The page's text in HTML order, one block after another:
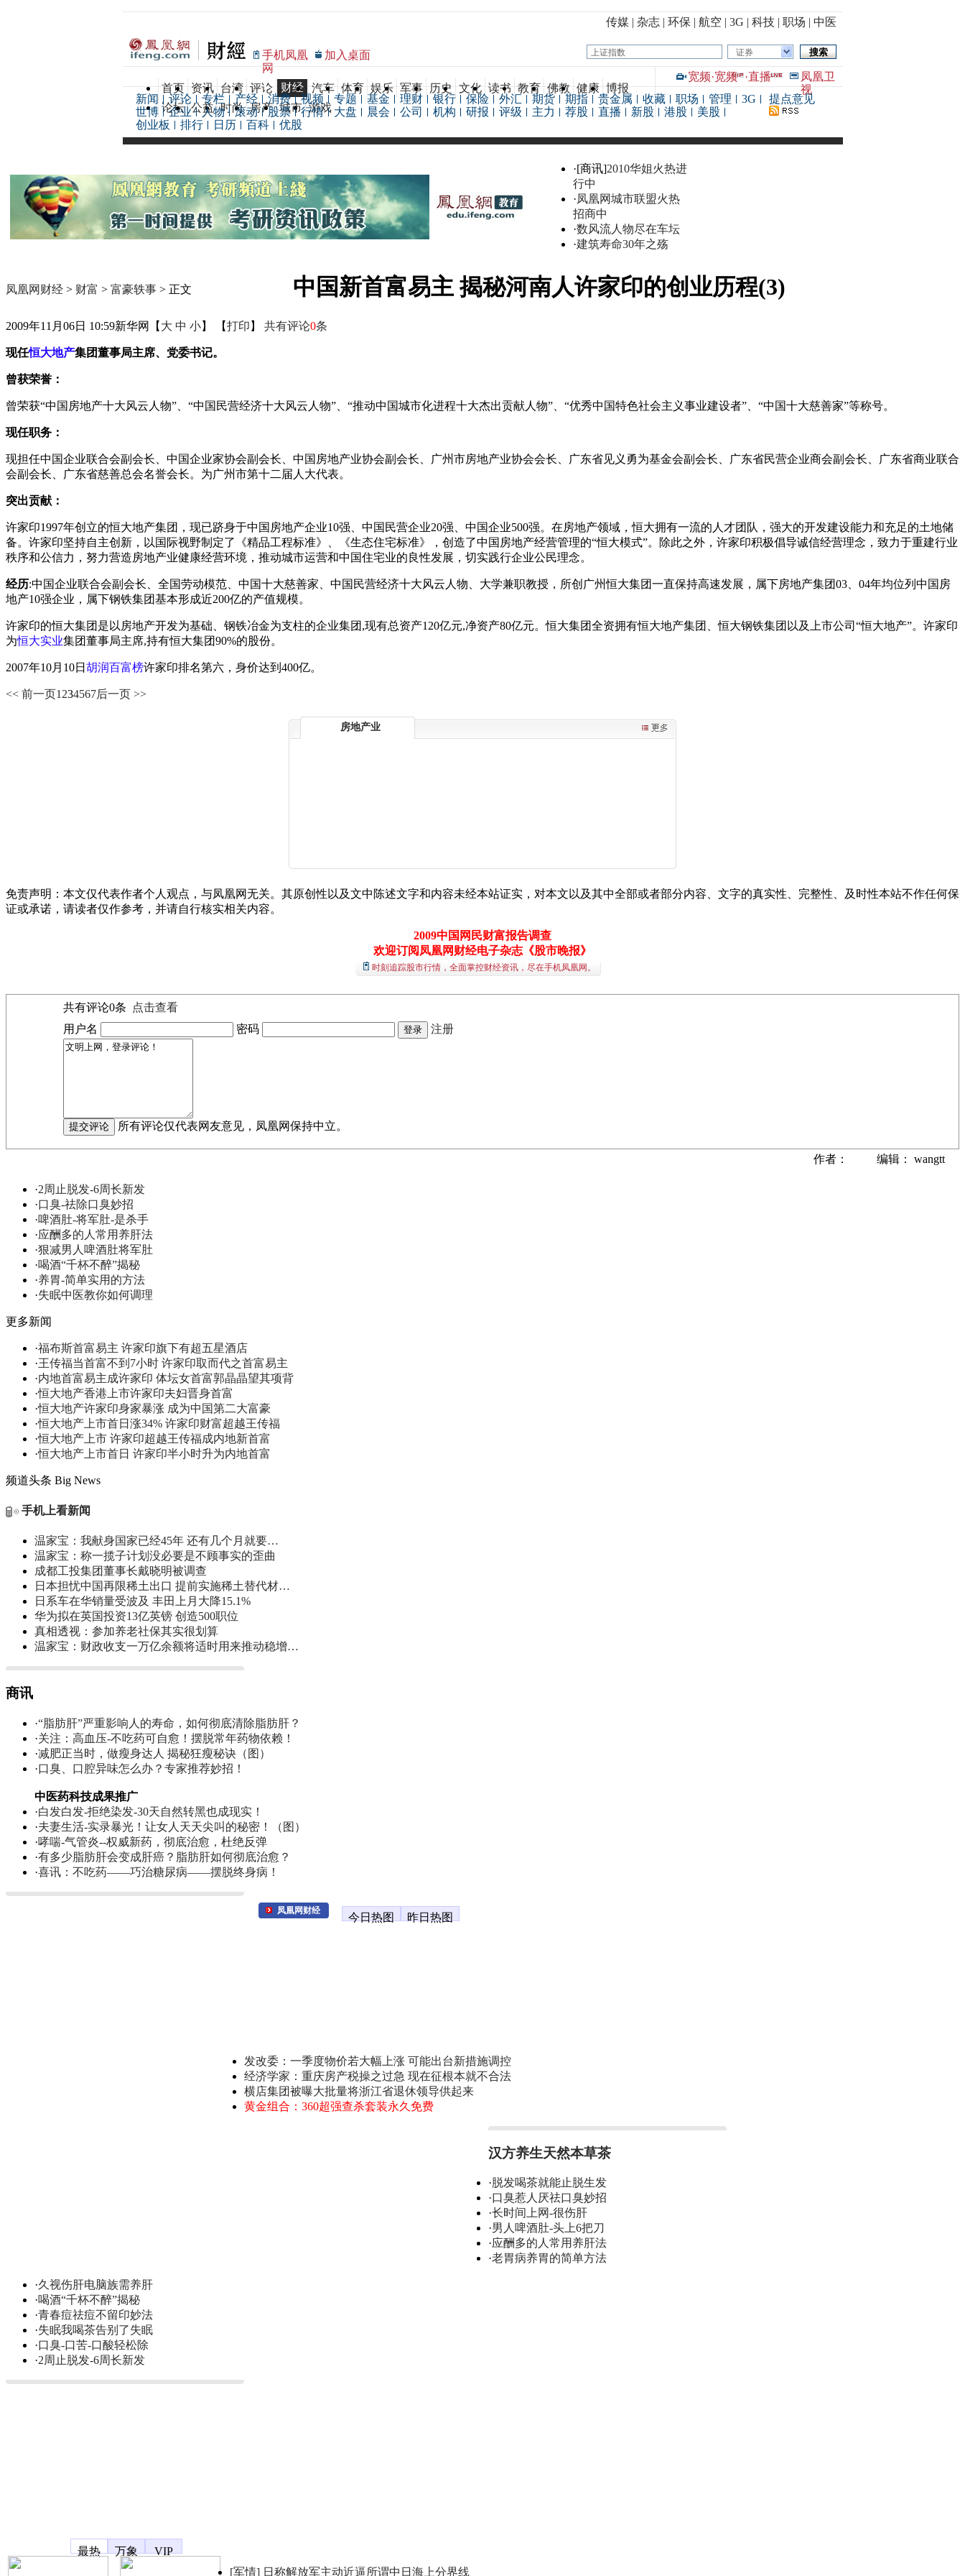
传媒| 杂志| 环保 | 航空 | 3G | 科技| 职场 | 中医
手机凤凰
网
加入桌面 证券
首页 资讯 台湾 评论 财经 汽车 体育 娱乐 军事 历史 文化 读书 教育 佛教 健康 博报
论坛 公益 时尚 房产 城市 游戏
宽频·宽频 ·直播
凤凰卫
视
新闻 评论 专栏 产经 消费 视频 专题 基金 理财 银行 保险 外汇 期货 期指 贵金属 收藏 职场 管理
3G
世博
企业 人物 滚动 股票 行情 大盘 晨会 公司 机构 研报 评级 主力 荐股 直播 新股 港股
美股
创业板
排行 日历 百科 优股
提点意见
·[商讯]2010华姐火热进
行中
·凤凰网城市联盟火热
招商中
·数风流人物尽在车坛
·建筑寿命30年之殇
凤凰网财经 > 财富 > 富豪轶事 > 正文 中国新首富易主 揭秘河南人许家印的创业历程(3)
2009年11月06日 10:59新华网 【 大 中 小】 【打印 】 共有评论0条
现任恒大地产集团董事局主席、党委书记。
曾获荣誉：
曾荣获“中国房地产十大风云人物”、“中国民营经济十大风云人物”、“推动中国城市化进程十大杰出贡献人物”、“优秀中国特色社会主义事业建设者”、“中国十大慈善家”等称号。
现任职务：
现担任中国企业联合会副会长、中国企业家协会副会长、中国房地产业协会副会长、广州市房地产业协会会长、广东省见义勇为基金会副会长、广东省民营企业商会副会长、广东省商业联合
会副会长、广东省慈善总会名誉会长。为广州市第十二届人大代表。
突出贡献：
许家印1997年创立的恒大地产集团，现已跻身于中国房地产企业10强、中国民营企业20强、中国企业500强。在房地产领域，恒大拥有一流的人才团队，强大的开发建设能力和充足的土地储
备。许家印坚持自主创新，以国际视野制定了《精品工程标准》、《生态住宅标准》，创造了中国房地产经营管理的“恒大模式”。除此之外，许家印积极倡导诚信经营理念，致力于重建行业
秩序和公信力，努力营造房地产业健康经营环境，推动城市运营和中国住宅业的良性发展，切实践行企业公民理念。
经历:中国企业联合会副会长、全国劳动模范、中国十大慈善家、中国民营经济十大风云人物、大学兼职教授，所创广州恒大集团一直保持高速发展，属下房地产集团03、04年均位列中国房
地产10强企业，属下钢铁集团基本形成近200亿的产值规模。
许家印的恒大集团是以房地产开发为基础、钢铁冶金为支柱的企业集团,现有总资产120亿元,净资产80亿元。恒大集团全资拥有恒大地产集团、恒大钢铁集团以及上市公司“恒大地产”。许家印
为恒大实业集团董事局主席,持有恒大集团90%的股份。
2007年10月10日 胡润百富榜许家印排名第六，身价达到400亿。
<< 前一页1 234567后一页 >>
房地产业
免责声明：本文仅代表作者个人观点，与凤凰网无关。其原创性以及文中陈述文字和内容未经本站证实，对本文以及其中全部或者部分内容、文字的真实性、完整性、及时性本站不作任何保
证或承诺，请读者仅作参考，并请自行核实相关内容。
2009中国网民财富报告调查
欢迎订阅凤凰网财经电子杂志《股市晚报》
时刻追踪股市行情，全面掌控财经资讯，尽在手机凤凰网。
共有评论0条
点击查看
用户名
密码 注册
所有评论仅代表网友意见，凤凰网保持中立。
作者： 编辑： wangtt
·2周止脱发-6周长新发
·口臭-祛除口臭妙招
·啤酒肚-将军肚-是杀手
·应酬多的人常用养肝法
·狠减男人啤酒肚将军肚
·喝酒“千杯不醉”揭秘
·养胃-简单实用的方法
·失眠中医教你如何调理
更多新闻
·福布斯首富易主 许家印旗下有超五星酒店
·王传福当首富不到7小时 许家印取而代之首富易主
·内地首富易主成许家印 体坛女首富郭晶晶望其项背
·恒大地产香港上市许家印夫妇晋身首富
·恒大地产许家印身家暴涨 成为中国第二大富豪
·恒大地产上市首日涨34% 许家印财富超越王传福
·恒大地产上市 许家印超越王传福成内地新首富
·恒大地产上市首日 许家印半小时升为内地首富
频道头条 Big News
手机上看新闻
温家宝：我献身国家已经45年 还有几个月就要…
温家宝：称一揽子计划没必要是不顾事实的歪曲
成都工投集团董事长戴晓明被调查
日本担忧中国再限稀土出口 提前实施稀土替代材…
日系车在华销量受波及 丰田上月大降15.1%
华为拟在英国投资13亿英镑 创造500职位
真相透视：参加养老社保其实很划算
温家宝：财政收支一万亿余额将适时用来推动稳增…
商讯
·“脂肪肝”严重影响人的寿命，如何彻底清除脂肪肝？
·关注：高血压-不吃药可自愈！摆脱常年药物依赖！
·减肥正当时，做瘦身达人 揭秘狂瘦秘诀（图）
·口臭、口腔异味怎么办？专家推荐妙招！
中医药科技成果推广
·白发白发-拒绝染发-30天自然转黑也成现实！
·夫妻生活-实录暴光！让女人天天尖叫的秘密！（图）
·哮喘-气管炎--权威新药，彻底治愈，杜绝反弹
·有多少脂肪肝会变成肝癌？脂肪肝如何彻底治愈？
·喜讯：不吃药——巧治糖尿病——摆脱终身病！
凤凰网财经
今日热图 昨日热图
发改委：一季度物价若大幅上涨 可能出台新措施调控
经济学家：重庆房产税操之过急 现在征根本就不合法
横店集团被曝大批量将浙江省退休领导供起来
黄金组合：360超强查杀套装永久免费
汉方养生天然本草茶
·脱发喝茶就能止脱生发
·口臭惹人厌祛口臭妙招
·长时间上网-很伤肝
·男人啤酒肚-头上6把刀
·应酬多的人常用养肝法
·老胃病养胃的简单方法
·久视伤肝电脑族需养肝
·喝酒“千杯不醉”揭秘
·青春痘祛痘不留印妙法
·失眠我喝茶告别了失眠
·口臭-口苦-口酸轻松除
·2周止脱发-6周长新发
最热
万象
VIP
[军情] 日称解放军主动近逼所谓中日海上分界线